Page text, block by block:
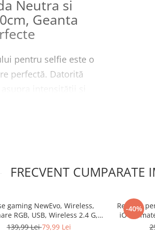
Neutra si
Geanta
pentru selfie este o
perfectă. Datorită
intensității și
perfect pentru
pentru o plasare
poate fi conectata
FRECVENT CUMPARATE
gaming NewEvo, Wireless,
RGB, USB, Wireless 2.4 G,
Design ergonomic, 2
139,99 Lei79,99 Lei
-40%
Rezerve
iO